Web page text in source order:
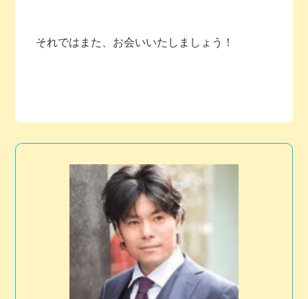
それではまた、お会いいたしましょう！